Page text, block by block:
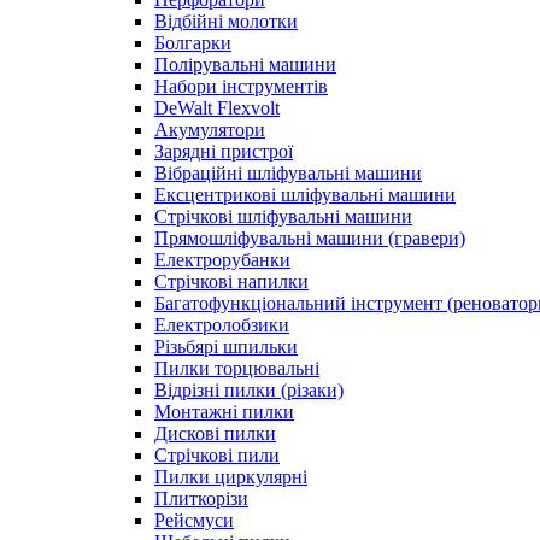
Відбійні молотки
Болгарки
Полірувальні машини
Набори інструментів
DeWalt Flexvolt
Акумулятори
Зарядні пристрої
Вібраційні шліфувальні машини
Ексцентрикові шліфувальні машини
Стрічкові шліфувальні машини
Прямошліфувальні машини (гравери)
Електрорубанки
Стрічкові напилки
Багатофункціональний інструмент
Електролобзики
Різьбярі шпильки
Пилки торцювальні
Відрізні пилки (різаки)
Монтажні пилки
Дискові пилки
Стрічкові пили
Пилки циркулярні
Плиткорізи
Рейсмуси